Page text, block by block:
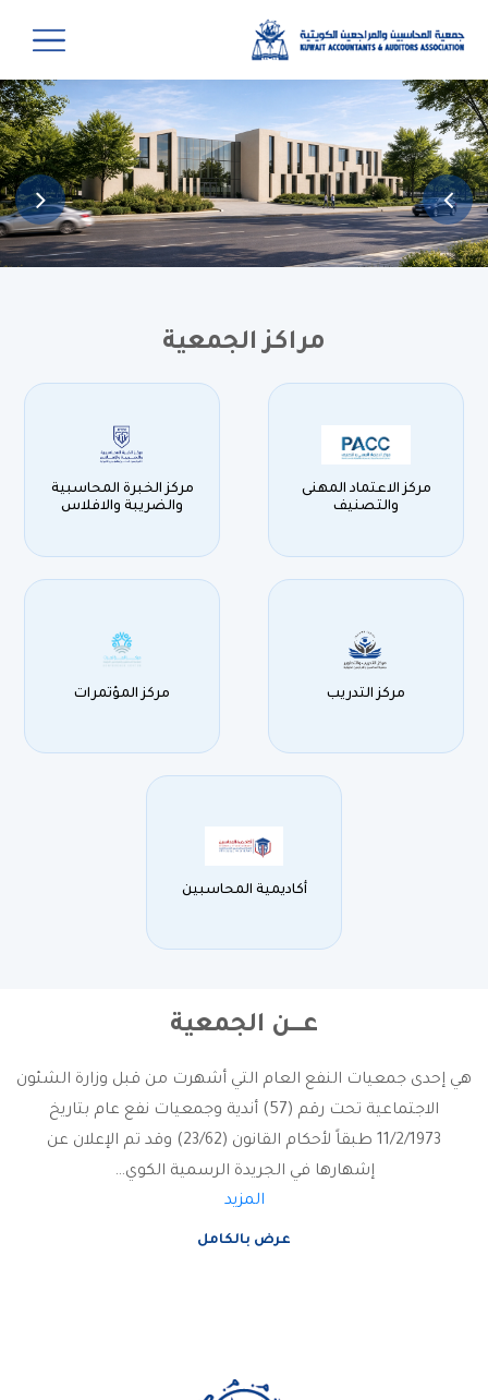
مراكز الجمعية
مركز الاعتماد المهنى
والتصنيف
مركز الخبرة المحاسبية
والضريبة والافلاس
مركز التدريب مركز المؤتمرات
أكاديمية المحاسبين
عـــــن الجمعية
هي إحدى جمعيات النفع العام التي أشهرت من قبل وزارة الشئون
الاجتماعية تحت رقم (57) أندية وجمعيات نفع عام بتاريخ
11/2/1973 طبقاً لأحكام القانون (23/62) وقد تم الإعلان عن
إشهارها في الجريدة الرسمية الكوي…
المزيد
عرض بالكامل